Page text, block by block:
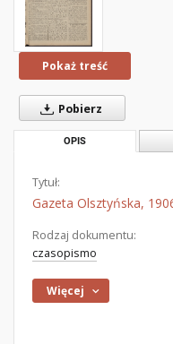
Pokaż treść
Pobierz
OPIS
Tytuł:
Gazeta Olsztyńska,
Rodzaj dokumentu:
czasopismo
Więcej